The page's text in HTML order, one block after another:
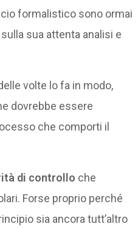
formalistico sono ormai
sua attenta analisi e
volte lo fa in modo,
dovrebbe essere
che comporti il
di controllo che
Forse proprio perché
sia ancora tutt’altro